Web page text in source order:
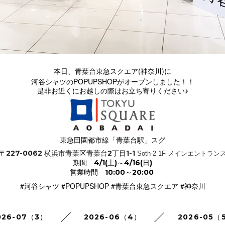
本日、 青葉台東急スクエア(神奈川)に
河谷シャツのPOPUPSHOPがオープンしました！！
是非お近くにお越しの際はお立ち寄りください♪
東急田園都市線「青葉台駅」スグ
227-0062 横浜市青葉区青葉台2丁目1-1 Soth-2 1F メインエントラン
期間 4/1(土)～4/16(日)
営業時間 10:00～20:00
#河谷シャツ #POPUPSHOP #青葉台東急スクエア #神奈川
07（3） 2026-06（4） 2026-05（